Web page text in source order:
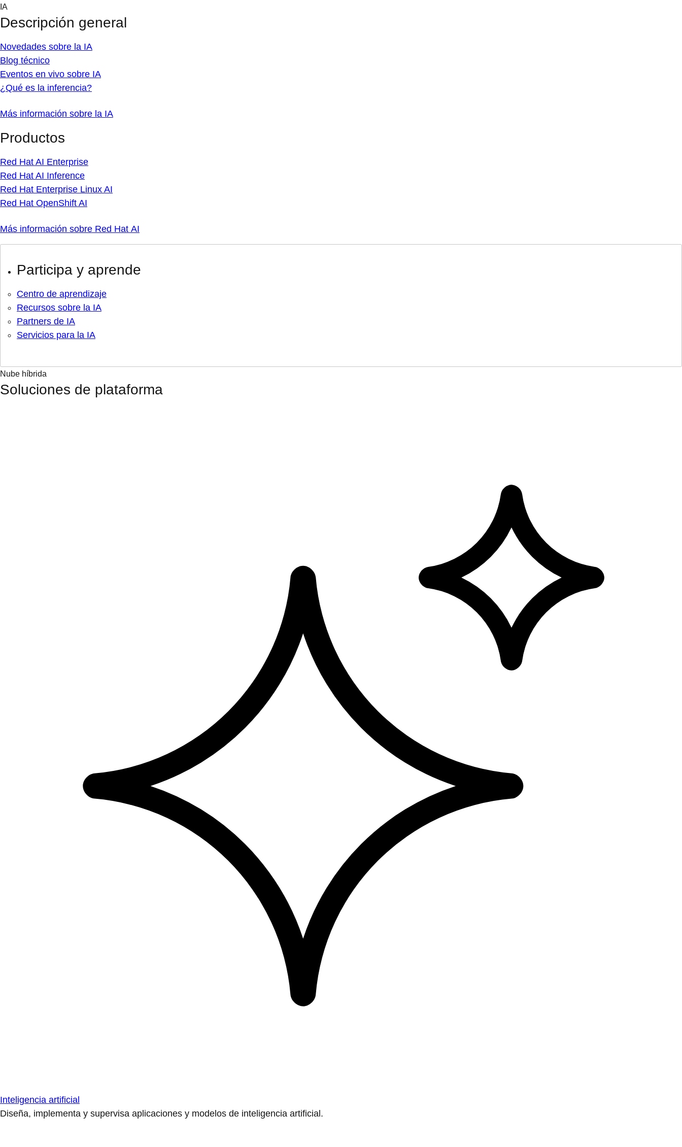
Skip
content
IA
Descripción general
Novedades sobre la IA
Blog técnico
Eventos en vivo sobre IA
¿Qué es la inferencia?
Más información sobre la IA
Productos
Red Hat AI Enterprise
Red Hat AI Inference
Red Hat Enterprise Linux AI
Red Hat OpenShift AI
Más información sobre Red Hat AI
Participa y aprende
Centro de aprendizaje
Recursos sobre la IA
Partners de IA
Servicios para la IA
Nube híbrida
Soluciones de plataforma
Inteligencia artificial
Diseña, implementa y supervisa aplicaciones y modelos de inteligencia artificial.